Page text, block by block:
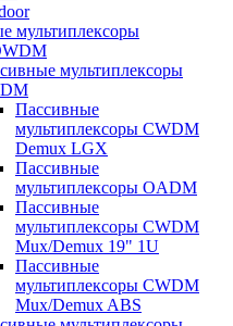
мультиплексоры
мультиплексоры
Пассивные
мультиплексоры CWDM
Demux LGX
Пассивные
мультиплексоры OADM
Пассивные
мультиплексоры CWDM
Mux/Demux 19" 1U
Пассивные
мультиплексоры CWDM
Mux/Demux ABS